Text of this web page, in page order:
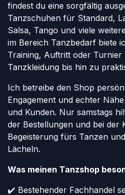
findest du eine sorgfältig
Tanzschuhen für Standard,
Salsa, Tango und viele
im Bereich Tanzbedarf biete
Training, Auftritt oder
Tanzkleidung bis hin zu
Ich betreibe den Shop
Engagement und echter
und Kunden. Nur samstags
der Bestellungen und bei der
Begeisterung fürs Tanzen
Lächeln.
Was meinen Tanzshop
✔️ Bestehender Fachhandel